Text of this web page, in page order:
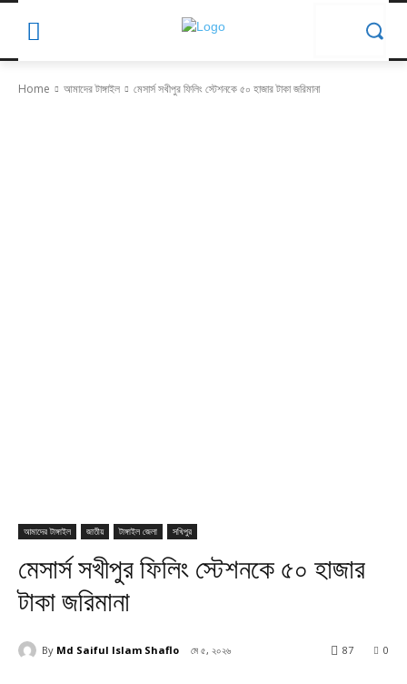
Home আমাদের টাঙ্গাইল মেসার্স সখীপুর ফিলিং স্টেশনকে ৫০ হাজার টাকা জরিমানা
আমাদের টাঙ্গাইল জাতীয় টাঙ্গাইল জেলা সখিপুর
মেসার্স সখীপুর ফিলিং স্টেশনকে ৫০ হাজার
টাকা জরিমানা
By Md Saiful Islam Shaflo মে ৫, ২০২৬ 0
87